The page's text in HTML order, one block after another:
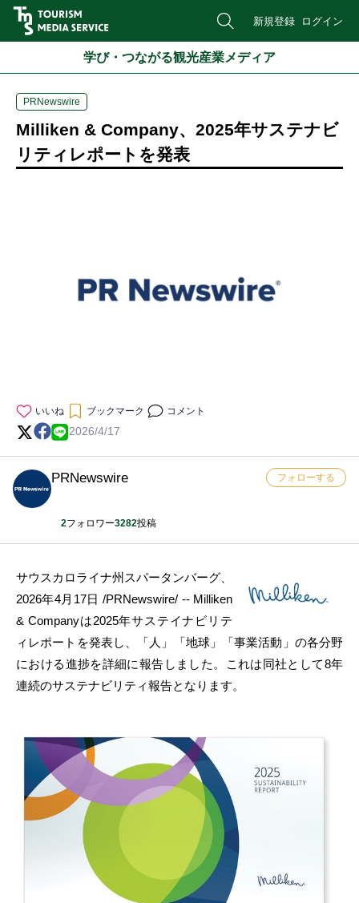
新規登録 ログイン
学び・つながる観光産業メディア
PRNewswire
Milliken & Company、2025年サステナビ
リティレポートを発表
いいね ブックマーク コメント
2026/4/17
PRNewswire
2フォロワー3282投稿
フォローする
サウスカロライナ州スパータンバーグ、
2026年4月17日 /PRNewswire/ -- Milliken
& Companyは2025年サステイナビリテ
ィレポートを発表し、「人」「地球」「事業活動」の各分野
における進捗を詳細に報告しました。これは同社として8年
連続のサステナビリティ報告となります。